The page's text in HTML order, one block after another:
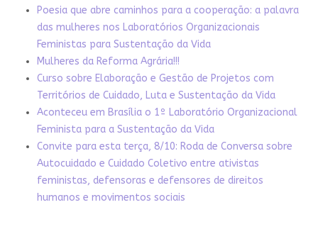
Poesia que abre caminhos para a cooperação: a palavra
das mulheres nos Laboratórios Organizacionais
Feministas para Sustentação da Vida
Mulheres da Reforma Agrária!!!
Curso sobre Elaboração e Gestão de Projetos com
Territórios de Cuidado, Luta e Sustentação da Vida
Aconteceu em Brasília o 1º Laboratório Organizacional
Feminista para a Sustentação da Vida
Convite para esta terça, 8/10: Roda de Conversa sobre
Autocuidado e Cuidado Coletivo entre ativistas
feministas, defensoras e defensores de direitos
humanos e movimentos sociais